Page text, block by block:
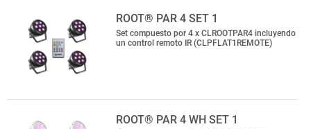
ROOT® PAR 4 SET 1
Set compuesto por 4 x CLROOTPAR4 incluyendo
un control remoto IR (CLPFLAT1REMOTE)
ROOT® PAR 4 WH SET 1